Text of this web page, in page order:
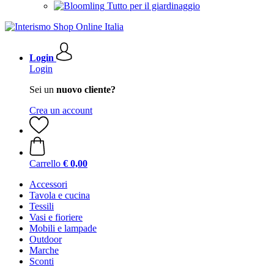
Tutto per il giardinaggio
Login
Login
Sei un nuovo cliente?
Crea un account
Carrello € 0,00
Accessori
Tavola e cucina
Tessili
Vasi e fioriere
Mobili e lampade
Outdoor
Marche
Sconti